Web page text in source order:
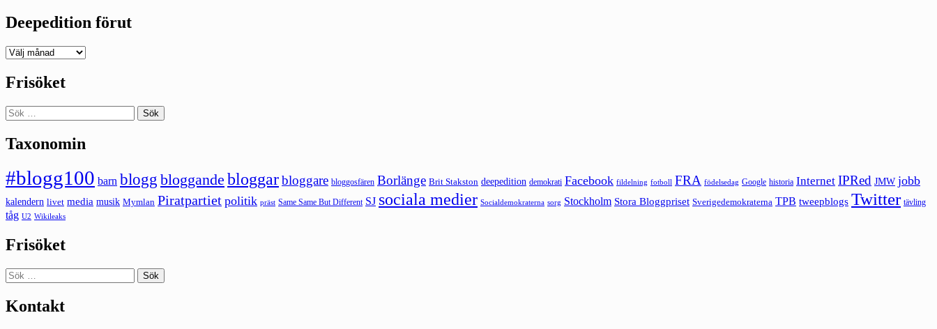
Deepedition förut
Deepedition
Frisöket
Sök
efter:
Taxonomin
#blogg100 barn blogg bloggande bloggarbloggare bloggosfären Borlänge Brit Stakston deepedition demokrati Facebook fildelning fotboll FRA födelsedag Google historia Internet IPRed JMW jobb
kalendern livet media musik Mymlan Piratpartiet politik präst Same Same But Different SJ sociala medier Socialdemokraterna sorg Stockholm Stora Bloggpriset Sverigedemokraterna TPB tweepblogs Twitter tävling
tåg U2 Wikileaks
Frisöket
Sök
efter:
Kontakt